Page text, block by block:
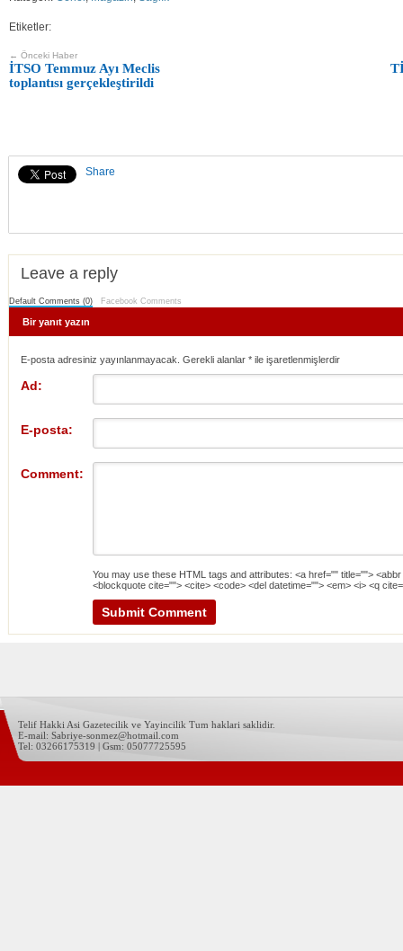
Etiketler:
← Önceki Haber
İTSO Temmuz Ayı Meclis
toplantısı gerçekleştirildi
Share
Leave a reply
Default Comments (0) Facebook Comments
Bir yanıt yazın
E-posta adresiniz yayınlanmayacak. Gerekli alanlar * ile işaretlenmişlerdir
Ad:
E-posta:
Comment:
You may use these HTML tags and attributes: <a href="" title="">
<blockquote cite=""> <cite> <code> <del datetime=""> <em> <i> <q
Telif Hakki Asi Gazetecilik ve Yayincilik Tum haklari saklidir.
E-mail: Sabriye-sonmez@hotmail.com
Tel: 03266175319 | Gsm: 05077725595